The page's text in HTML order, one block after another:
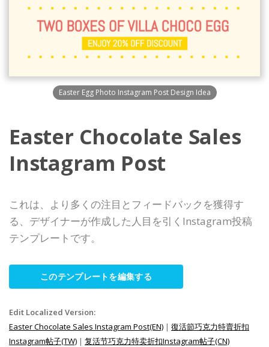
Easter Egg Photo Instagram Post Design Idea
Easter Chocolate Sales
Instagram Post
これは、より多くの注目とフィードバックを獲得す
る、デザイナーが作成した人目を引くInstagram投稿
テンプレートです。
このテンプレートを編集する
Edit Localized Version:
Easter Chocolate Sales Instagram Post(EN) | 復活節巧克力特賣折扣
Instagram帖子(TW) | 复活节巧克力特卖折扣Instagram帖子(CN)